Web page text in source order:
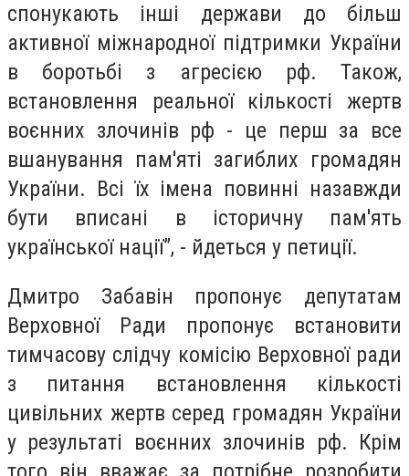
спонукають інші держави до більш
активної міжнародної підтримки України
в боротьбі з агресією рф. Також,
встановлення реальної кількості жертв
воєнних злочинів рф - це перш за все
вшанування пам'яті загиблих громадян
України. Всі їх імена повинні назавжди
бути вписані в історичну пам'ять
української нації”, - йдеться у петиції.
Дмитро Забавін пропонує депутатам
Верховної Ради пропонує встановити
тимчасову слідчу комісію Верховної ради
з питання встановлення кількості
цивільних жертв серед громадян України
у результаті воєнних злочинів рф. Крім